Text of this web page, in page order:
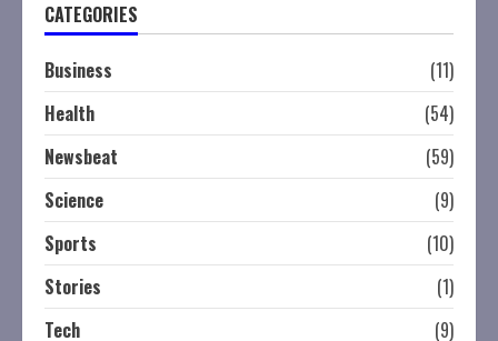
CATEGORIES
Business
(11)
Health
(54)
Newsbeat
(59)
Science
(9)
Sports
(10)
Stories
(1)
Tech
(9)